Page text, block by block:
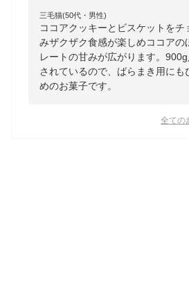
三毛猫(50代・男性)
ココアクッキーとビスケットをチ
みザクザク食感が楽しめココアの
レートの甘みが広がります。
されているので、ばらまき用にも
めのお菓子です。
全ての